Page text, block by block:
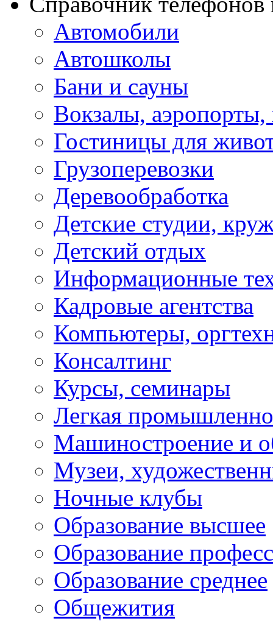
Автомобили
Автошколы
Бани и сауны
Вокзалы,
Гостиницы для
Грузоперевозки
Деревообработка
Детские студии,
Детский отдых
Информационные
Кадровые агентства
Компьютеры,
Консалтинг
Курсы, семинары
Легкая
Машиностроение и
Музеи,
Ночные клубы
Образование высшее
Образование
Образование среднее
Общежития